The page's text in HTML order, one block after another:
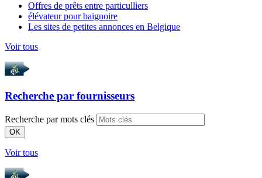
Offres de prêts entre particulliers
élévateur pour baignoire
Les sites de petites annonces en Belgique
Voir tous
Recherche par fournisseurs
Recherche par mots clés
OK
Voir tous